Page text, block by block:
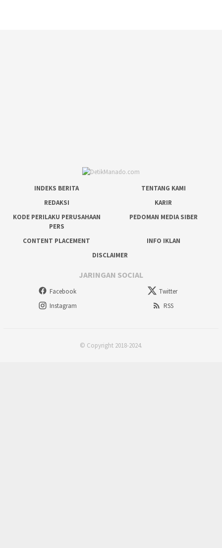
INDEKS BERITA
TENTANG KAMI
REDAKSI
KARIR
KODE PERILAKU PERUSAHAAN
PERS
PEDOMAN MEDIA SIBER
CONTENT PLACEMENT
INFO IKLAN
DISCLAIMER
JARINGAN SOCIAL
Facebook
Twitter
Instagram
RSS
© Copyright 2018-2024.